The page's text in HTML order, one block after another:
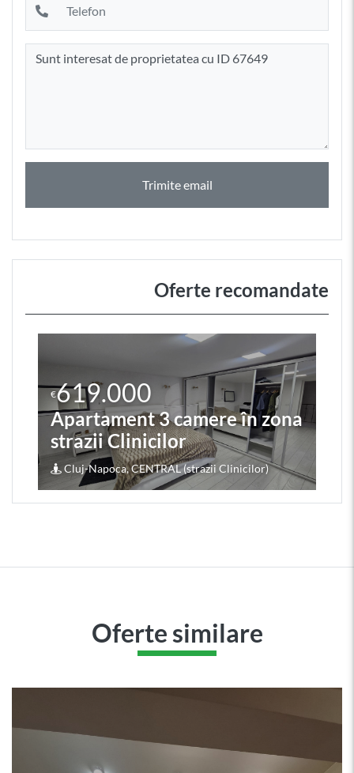
Trimite email
Oferte recomandate
€619.000
Apartament 3 camere în zona
strazii Clinicilor
Cluj-Napoca, CENTRAL (strazii Clinicilor)
Oferte similare